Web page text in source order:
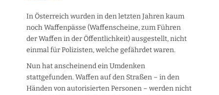
In Österreich wurden in den letzten Jahren kaum
noch Waffenpässe (Waffenscheine, zum Führen
der Waffen in der Öffentlichkeit) ausgestellt, nicht
einmal für Polizisten, welche gefährdet waren.
Nun hat anscheinend ein Umdenken
stattgefunden. Waffen auf den Straßen – in den
Händen von autorisierten Personen – werden nicht